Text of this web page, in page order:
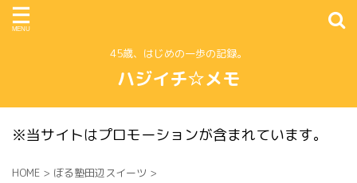
45歳、はじめの一歩の記録。
ハジイチ☆メモ
※当サイトはプロモーションが含まれています。
HOME > ぼる塾田辺スイーツ >